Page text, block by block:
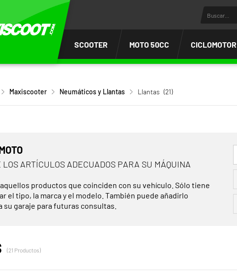
SCOOTER MOTO 50CC CICLOMOTOR
Maxiscooter Neumáticos y Llantas Llantas (21)
ARTÍCULOS ADECUADOS PARA SU MÁQUINA
productos que coinciden con su vehículo. Sólo tiene
el tipo, la marca y el modelo. También puede añadirlo
su garaje para futuras consultas.
(21 Productos)